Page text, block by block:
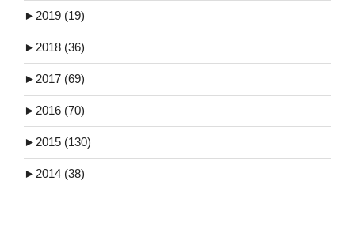
► 2019 (19)
► 2018 (36)
► 2017 (69)
► 2016 (70)
► 2015 (130)
► 2014 (38)